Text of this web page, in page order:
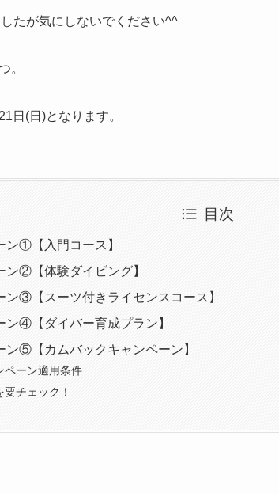
たが気にしないでください^^
。
日(日)となります。
目次
ン①【入門コース】
ン②【体験ダイビング】
ン③【スーツ付きライセンスコース】
ン④【ダイバー育成プラン】
ン⑤【カムバックキャンペーン】
ペーン適用条件
要チェック！